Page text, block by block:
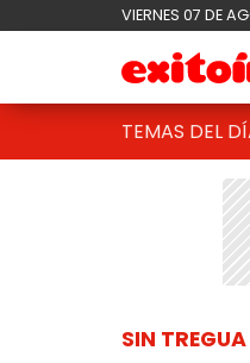
VIERNES 07 DE
TEMAS DEL
SIN TREGUA